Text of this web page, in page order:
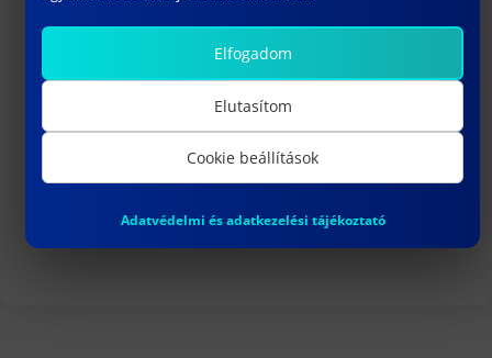
1
szeptember 01
Welcome Fesztivál
Bánki Gólyatábor – 2026
SZEPT 10:15-13:00
DR. VARGA PÉTER JÁNOS egyetemi
docens habilitációs eljárása
Naptár megtekintése
Elfogadom
Elutasítom
Cookie beállítások
Adatvédelmi és adatkezelési tájékoztató